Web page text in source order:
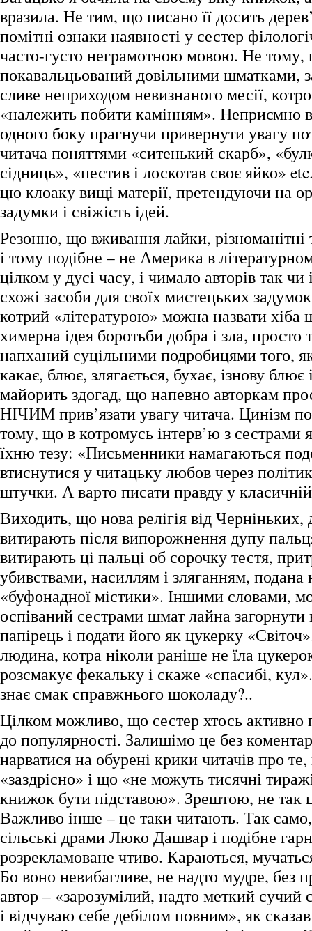
вразила. Не тим, що писано її досить
помітні ознаки наявності у сестер
часто-густо неграмотною мовою. Не
покавальцьований довільними шматками,
сливе неприходом невизнаного месії,
«належить побити камінням». Неприємно
одного боку прагнучи привернути увагу
читача поняттями «ситенький скарб»,
сідниць», «пестив і лоскотав своє яйко»
цю клоаку вищі матерії, претендуючи на
задумки і свіжість ідей.
Резонно, що вживання лайки,
і тому подібне – не Америка в
цілком у дусі часу, і чимало авторів так
схожі засоби для своїх мистецьких
котрий «літературою» можна назвати
химерна ідея боротьби добра і зла, просто
напханий суцільними подробицями того,
какає, блює, злягається, бухає, ізнову блює
майорить здогад, що напевно авторкам
НІЧИМ прив’язати увагу читача. Цинізм
тому, що в котромусь інтерв’ю з сестрами
їхню тезу: «Письменники намагаються
втиснутися у читацьку любов через
штучки. А варто писати правду у
Виходить, що нова релігія від
витирають після випорожнення дупу
витирають ці пальці об сорочку тестя,
убивствами, насиллям і зляганням, подана
«буфонадної містики». Іншими словами,
оспіваний сестрами шмат лайна загорнути
папірець і подати його як цукерку
людина, котра ніколи раніше не їла
розсмакує фекальку і скаже «спасибі,
знає смак справжнього шоколаду?..
Цілком можливо, що сестер хтось активно
до популярності. Залишімо це без
нарватися на обурені крики читачів про
«заздрісно» і що «не можуть тисячні
книжок бути підставою». Зрештою, не так
Важливо інше – це таки читають. Так
сільські драми Люко Дашвар і подібне
розрекламоване чтиво. Караються,
Бо воно невибагливе, не надто мудре, без
автор – «зарозумілий, надто меткий сучий
і відчуваю себе дебілом повним», як